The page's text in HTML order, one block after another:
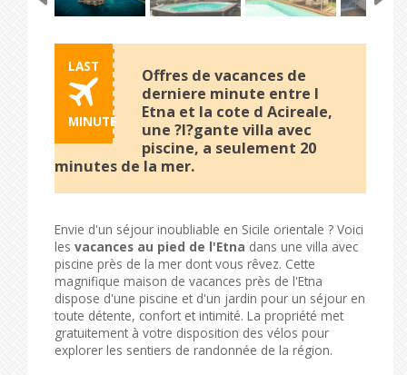
LAST
MINUTE
Offres de vacances de
derniere minute entre l
Etna et la cote d Acireale,
une ?l?gante villa avec
piscine, a seulement 20
minutes de la mer.
Envie d'un séjour inoubliable en Sicile orientale ? Voici
les vacances au pied de l'Etna dans une villa avec
piscine près de la mer dont vous rêvez. Cette
magnifique maison de vacances près de l'Etna
dispose d'une piscine et d'un jardin pour un séjour en
toute détente, confort et intimité. La propriété met
gratuitement à votre disposition des vélos pour
explorer les sentiers de randonnée de la région.